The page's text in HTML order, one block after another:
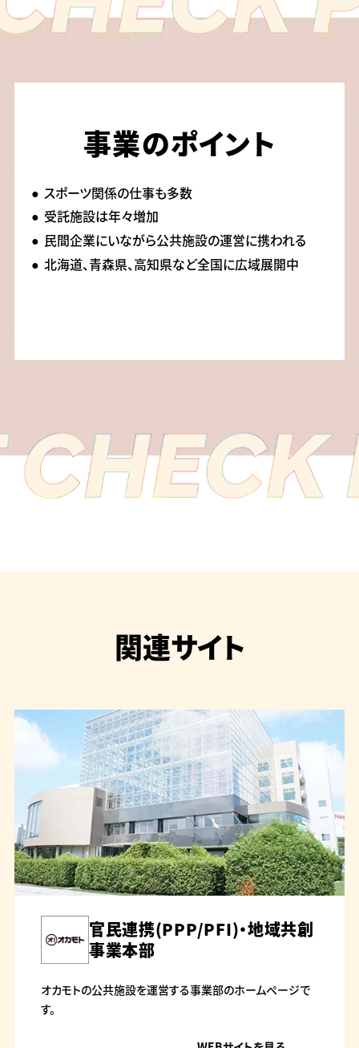
事業のポイント
スポーツ関係の仕事も多数
受託施設は年々増加
民間企業にいながら公共施設の運営に携われる
北海道、青森県、高知県など全国に広域展開中
関連サイト
官民連携(PPP/PFI)・地域共創
事業本部
オカモトの公共施設を運営する事業部のホームページで
す。